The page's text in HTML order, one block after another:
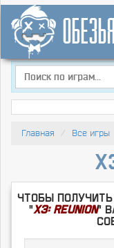
Главная Все игры
Чтобы
"X3: Reunion"